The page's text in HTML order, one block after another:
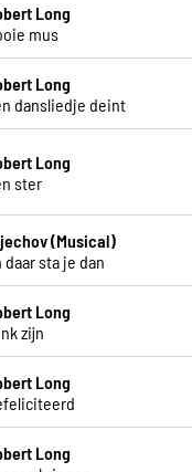
Long
mus
Long
dansliedje deint
Long
ster
(Musical)
daar sta je dan
Long
zijn
Long
Long